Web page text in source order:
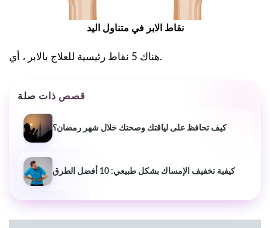
نقاط الابر في متناول اليد
هناك 5 نقاط رئيسية للعلاج بالابر ، أي.
قصص ذات صلة
كيف تحافظ على لياقتك وصحتك خلال شهر رمضان؟
كيفية تخفيف الإمساك بشكل طبيعي: 10 أفضل الطرق